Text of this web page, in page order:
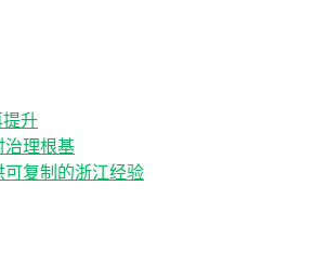
提升
治理根基
复制的浙江经验